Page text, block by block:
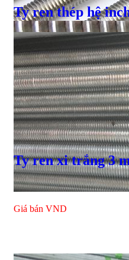
Giá bánVND
Giá bánVND
Ty ren thép hệ
Giá bán VND
Ty ren xi trắng 3